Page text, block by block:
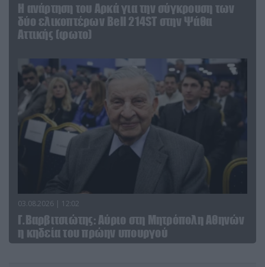
Η ανάρτηση του Αρκά για την σύγκρουση των
δύο ελικοπτέρων Bell 214ST στην Ψάθα
Αττικής (φωτο)
03.08.2026 | 12:02
Γ.Βαρβιτσιώτης: Aύριο στη Μητρόπολη Αθηνών
η κηδεία του πρώην υπουργού